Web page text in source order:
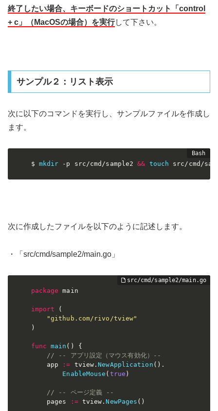
終了したい場合、キーボードのショートカット「control
+ c」（MacOSの場合）を実行して下さい。
サンプル２：リスト表示
次に以下のコマンドを実行し、サンプルファイルを作成し
ます。
$ mkdir -p src/cmd/sample2 && touch src/cmd/
次に作成したファイルを以下のように記述します。
・「src/cmd/sample2/main.go」
package main
import
(
"github.com/rivo/tview"
)
func main ( )
{
// -- アプリ設定（マウス有効化）--
    app
:= tview .NewApplication ( ) .
EnableMouse ( true )
// -- ページ定義 --
    pages
:= tview .NewPages ( )